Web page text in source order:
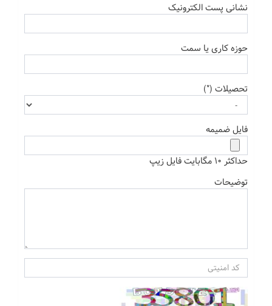
نشانی پست الکترونیک
حوزه کاری یا سمت
تحصیلات (*)
فایل ضمیمه
حداکثر 10 مگابایت فایل زیپ
توضیحات